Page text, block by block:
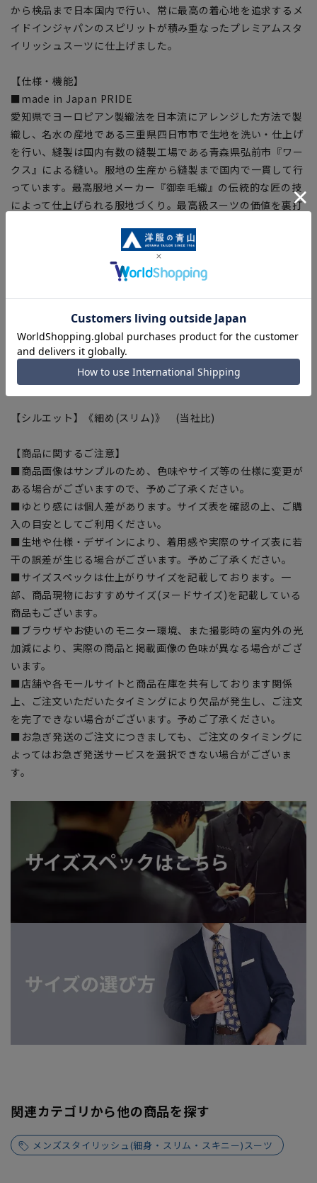
から検品まで日本国内で行い、常に最高の着心地を追求するメ
イドインジャパンのスピリットが積み重なったプレミアムスタ
イリッシュスーツに仕上げました。
【仕様・機能】
■made in Japan PRIDE
愛知県でヨーロピアン製織法を日本流にアレンジした方法で製
織し、名水の産地である三重県四日市市で生地を洗い・仕上げ
を行い、縫製は国内有数の縫製工場である青森県弘前市『ワー
クス』による縫い。服地の生産から縫製まで国内で一貫して行
っています。最高服地メーカー『御幸毛織』の伝統的な匠の技
によって仕上げられる服地づくり。最高級スーツの価値を裏打
学。常に最高の着心地を追求する、メイドインジャパンのスピ
の繊維ベンベルグ®裏地を採用。静電気を抑え虜になるほどの
滑らかな袖通し、快適な着心地をサポート。
■アジャスター
スラックスのウエストに実寸から前後6cm可動するアジャスタ
ーを採用、多少のお腹の変化に対応可能。
【シルエット】《細め(スリム)》 (当社比)
【商品に関するご注意】
■商品画像はサンプルのため、色味やサイズ等の仕様に変更が
ある場合がございますので、予めご了承ください。
■ゆとり感には個人差があります。サイズ表を確認の上、ご購
入の目安としてご利用ください。
■生地や仕様・デザインにより、着用感や実際のサイズ表に若
干の誤差が生じる場合がございます。予めご了承ください。
■サイズスペックは仕上がりサイズを記載しております。一
部、商品現物におすすめサイズ(ヌードサイズ)を記載している
商品もございます。
■ブラウザやお使いのモニター環境、また撮影時の室内外の光
加減により、実際の商品と掲載画像の色味が異なる場合がござ
います。
■店舗や各モールサイトと商品在庫を共有しております関係
上、ご注文いただいたタイミングにより欠品が発生し、ご注文
を完了できない場合がございます。予めご了承ください。
■お急ぎ発送のご注文につきましても、ご注文のタイミングに
よってはお急ぎ発送サービスを選択できない場合がございま
す。
関連カテゴリから他の商品を探す
メンズスタイリッシュ(細身・スリム・スキニー)スーツ